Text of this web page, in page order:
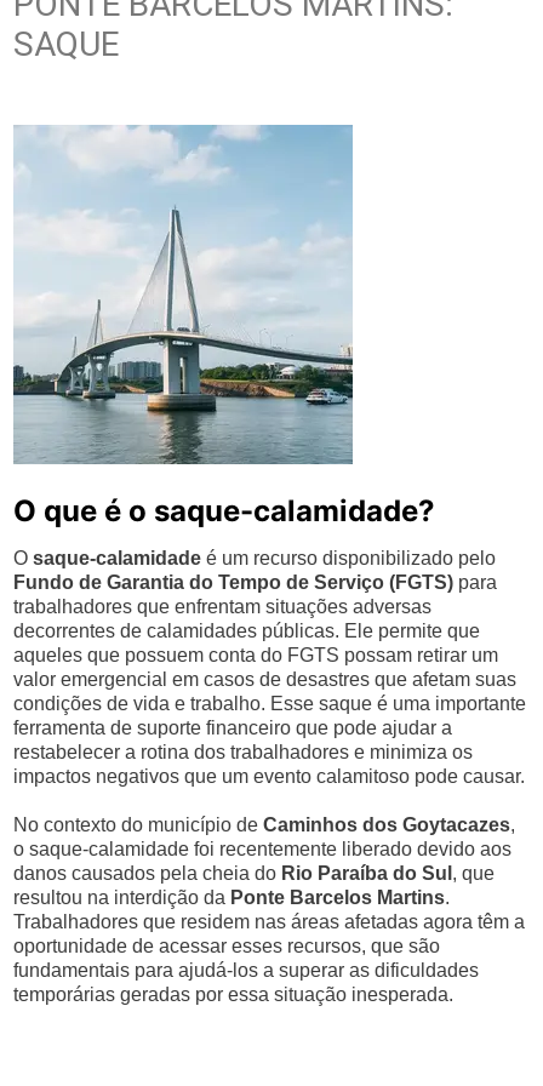
SAQUE
O que é o saque-calamidade?
Osaque-calamidade é um recurso disponibilizado pelo
Fundo de Garantia do Tempo de Serviço (FGTS) para
trabalhadores que enfrentam situações adversas
decorrentes de calamidades públicas. Ele permite que
aqueles que possuem conta do FGTS possam retirar um
valor emergencial em casos de desastres que afetam suas
condições de vida e trabalho. Esse saque é uma importante
ferramenta de suporte financeiro que pode ajudar a
restabelecer a rotina dos trabalhadores e minimiza os
impactos negativos que um evento calamitoso pode causar.
No contexto do município deCaminhos dos Goytacazes,
o saque-calamidade foi recentemente liberado devido aos
danos causados pela cheia do Rio Paraíba do Sul , que
resultou na interdição da Ponte Barcelos Martins.
Trabalhadores que residem nas áreas afetadas agora têm a
oportunidade de acessar esses recursos, que são
fundamentais para ajudá-los a superar as dificuldades
temporárias geradas por essa situação inesperada.